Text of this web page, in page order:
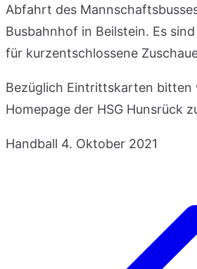
Abfahrt des
Busbahnhof in Beilstein. Es
für kurzentschlossene
Bezüglich Eintrittskarten bitten
Homepage der HSG Hunsrück
Handball 4. Oktober 2021